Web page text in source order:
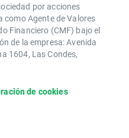
por acciones
Agente de Valores
Financiero (CMF) bajo el
de la empresa: Avenida
1604, Las Condes,
de cookies